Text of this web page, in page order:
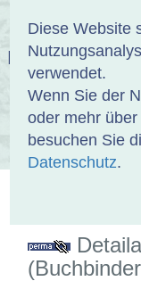
Diese Website
verwendet.
Wenn Sie der
oder mehr
besuchen Sie
Datenschutz.
ÜBER UNS